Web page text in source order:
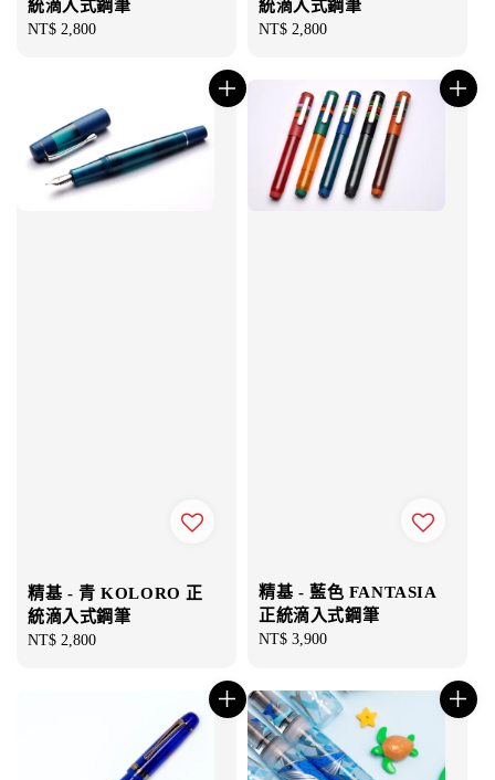
統滴入式鋼筆
Regular
NT$ 2,800
統滴入式鋼筆
Regular
NT$ 2,800
精基 - 青 KOLORO 正
統滴入式鋼筆
Regular
NT$ 2,800
精基 - 藍色 FANTASIA
正統滴入式鋼筆
Regular
NT$ 3,900